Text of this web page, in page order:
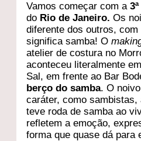
Vamos começar com a
do Rio de Janeiro.Os
diferente dos outros,
significa samba! O
atelier de costura no
aconteceu literalmente
Sal, em frente ao Bar
berço do samba. O
caráter, como
teve roda de samba ao
refletem a emoção,
forma que quase dá